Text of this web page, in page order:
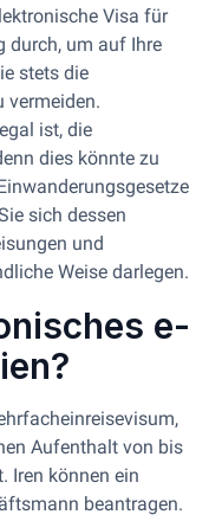
Visa für
durch, um auf Ihre
stets die
vermeiden.
ist, die
dies könnte zu
sich dessen
und
Weise darlegen.
e-
Aufenthalt von bis
Iren können ein
beantragen.